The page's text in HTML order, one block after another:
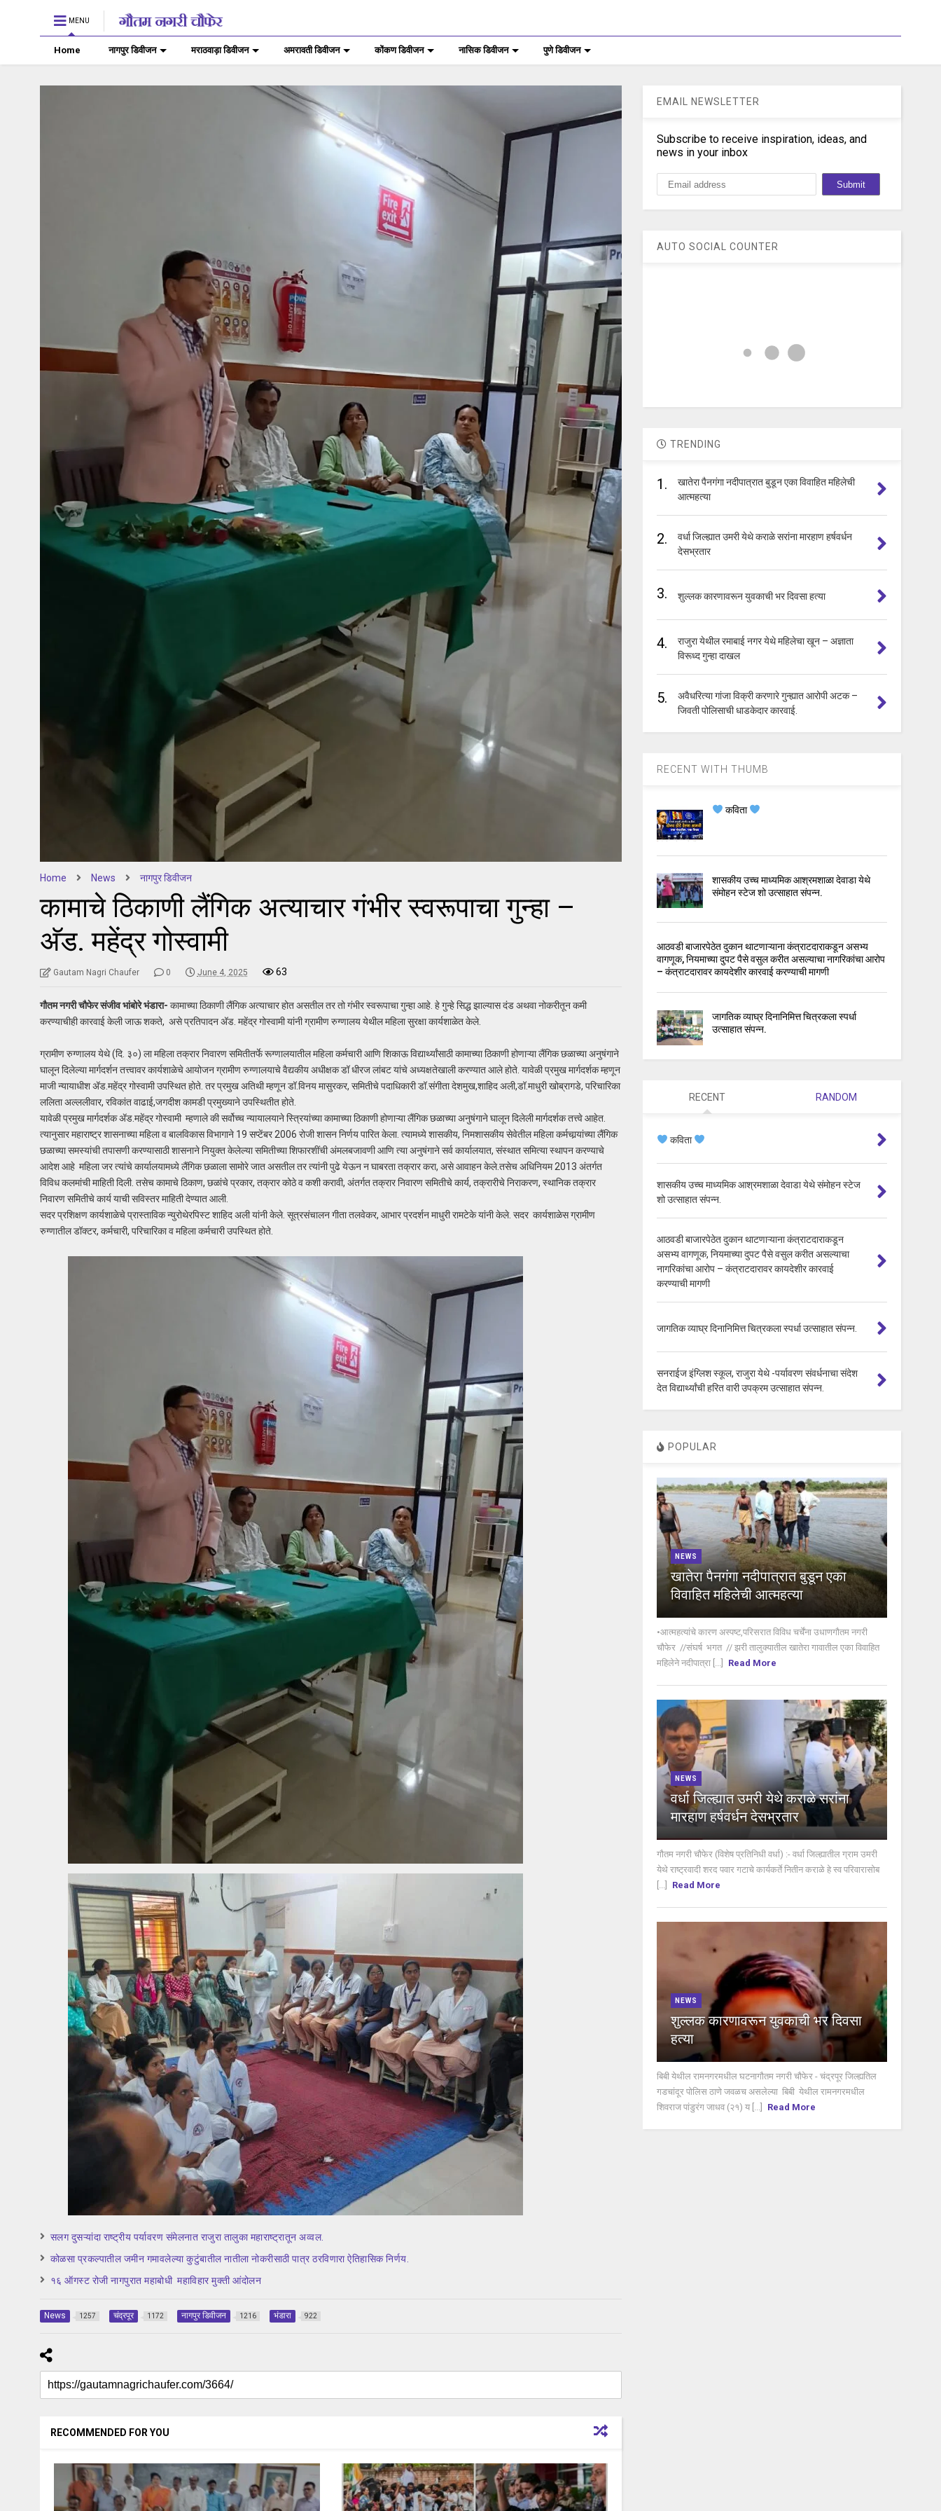
MENU
Home नागपुर डिवीजन मराठवाड़ा डिवीजन अमरावती डिवीजन कोंकण डिवीजन नासिक डिवीजन पुणे डिवीजन
Home News नागपुर डिवीजन
कामाचे ठिकाणी लैंगिक अत्याचार गंभीर स्वरूपाचा गुन्हा –
अ‍ॅड. महेंद्र गोस्वामी
Gautam Nagri Chaufer 0 June 4, 2025 63
गौतम नगरी चौफेर संजीव भांबोरे भंडारा- कामाच्या ठिकाणी लैंगिक अत्याचार होत असतील तर तो गंभीर स्वरूपाचा गुन्हा आहे. हे गुन्हे सिद्ध झाल्यास दंड अथवा नोकरीतून कमी
करण्याचीही कारवाई केली जाऊ शकते, असे प्रतिपादन अ‍ॅड. महेंद्र गोस्वामी यांनी ग्रामीण रुग्णालय येथील महिला सुरक्षा कार्यशाळेत केले.
ग्रामीण रुग्णालय येथे (दि. ३०) ला महिला तक्रार निवारण समितीतर्फे रूग्णालयातील महिला कर्मचारी आणि शिकाऊ विद्यार्थ्यांसाठी कामाच्या ठिकाणी होणाऱ्या लैंगिक छळाच्या अनुषंगाने
घालून दिलेल्या मार्गदर्शन तत्त्वावर कार्यशाळेचे आयोजन ग्रामीण रुग्णालयाचे वैद्यकीय अधीक्षक डॉ धीरज लांबट यांचे अध्यक्षतेखाली करण्यात आले होते. यावेळी प्रमुख मार्गदर्शक म्हणून
माजी न्यायाधीश ॲड.महेंद्र गोस्वामी उपस्थित होते. तर प्रमुख अतिथी म्हणून डॉ.विनय मासुरकर, समितीचे पदाधिकारी डॉ.संगीता देशमुख,शाहिद अली,डॉ.माधुरी खोब्रागडे, परिचारिका
ललिता अल्ललीवार, रविकांत वाढाई,जगदीश कामडी प्रमुख्याने उपस्थितीत होते.
यावेळी प्रमुख मार्गदर्शक ॲड.महेंद्र गोस्वामी म्हणाले की सर्वोच्च न्यायालयाने स्त्रियांच्या कामाच्या ठिकाणी होणाऱ्या लैंगिक छळाच्या अनुषंगाने घालून दिलेली मार्गदर्शक तत्त्वे आहेत.
त्यानुसार महाराष्ट्र शासनाच्या महिला व बालविकास विभागाने 19 सप्टेंबर 2006 रोजी शासन निर्णय पारित केला. त्यामध्ये शासकीय, निमशासकीय सेवेतील महिला कर्मचार्‍यांच्या लैंगिक
छळाच्या समस्यांची तपासणी करण्यासाठी शासनाने नियुक्त केलेल्या समितीच्या शिफारशींची अंमलबजावणी आणि त्या अनुषंगाने सर्व कार्यालयात, संस्थात समित्या स्थापन करण्याचे
आदेश आहे महिला जर त्यांचे कार्यालयामध्ये लैंगिक छळाला सामोरे जात असतील तर त्यांनी पुढे येऊन न घाबरता तक्रार करा, असे आवाहन केले.तसेच अधिनियम 2013 अंतर्गत
विविध कलमांची माहिती दिली. तसेच कामाचे ठिकाण, छळांचे प्रकार, तक्रार कोठे व कशी करावी, अंतर्गत तक्रार निवारण समितीचे कार्य, तक्रारीचे निराकरण, स्थानिक तक्रार
निवारण समितीचे कार्य याची सविस्तर माहिती देण्यात आली.
सदर प्रशिक्षण कार्यशाळेचे प्रास्ताविक न्युरोथेरपिस्ट शाहिद अली यांनी केले. सूत्रसंचालन गीता तलवेकर, आभार प्रदर्शन माधुरी रामटेके यांनी केले. सदर कार्यशाळेस ग्रामीण
रुग्णातील डॉक्टर, कर्मचारी, परिचारिका व महिला कर्मचारी उपस्थित होते.
सलग दुसऱ्यांदा राष्ट्रीय पर्यावरण संमेलनात राजुरा तालुका महाराष्ट्रातून अव्वल.
कोळसा प्रकल्पातील जमीन गमावलेल्या कुटुंबातील नातीला नोकरीसाठी पात्र ठरविणारा ऐतिहासिक निर्णय.
१६ ऑगस्ट रोजी नागपुरात महाबोधी महाविहार मुक्ती आंदोलन
News 1257 चंद्रपूर 1172 नागपुर डिवीजन 1216 भंडारा 922
RECOMMENDED FOR YOU
EMAIL NEWSLETTER
Subscribe to receive inspiration, ideas, and
news in your inbox
AUTO SOCIAL COUNTER
TRENDING
1.
खातेरा पैनगंगा नदीपात्रात बुडून एका विवाहित महिलेची
आत्महत्या
2.
वर्धा जिल्ह्यात उमरी येथे कराळे सरांना मारहाण हर्षवर्धन
देसभ्रतार
3. शुल्लक कारणावरून युवकाची भर दिवसा हत्या
4.
राजुरा येथील रमाबाई नगर येथे महिलेचा खून – अज्ञाता
विरूध्द गुन्हा दाखल
5.
अवैधरित्या गांजा विक्री करणारे गुन्ह्यात आरोपी अटक –
जिवती पोलिसाची धाडकेदार कारवाई.
RECENT WITH THUMB
कविता
शासकीय उच्च माध्यमिक आश्रमशाळा देवाडा येथे
संमोहन स्टेज शो उत्साहात संपन्न.
आठवडी बाजारपेठेत दुकान थाटणाऱ्याना कंत्राटदाराकडून असभ्य
वागणूक, नियमाच्या दुपट पैसे वसुल करीत असल्याचा नागरिकांचा आरोप
– कंत्राटदारावर कायदेशीर कारवाई करण्याची मागणी
जागतिक व्याघ्र दिनानिमित्त चित्रकला स्पर्धा
उत्साहात संपन्न.
RECENT RANDOM
कविता
शासकीय उच्च माध्यमिक आश्रमशाळा देवाडा येथे संमोहन स्टेज
शो उत्साहात संपन्न.
आठवडी बाजारपेठेत दुकान थाटणाऱ्याना कंत्राटदाराकडून
असभ्य वागणूक, नियमाच्या दुपट पैसे वसुल करीत असल्याचा
नागरिकांचा आरोप – कंत्राटदारावर कायदेशीर कारवाई
करण्याची मागणी
जागतिक व्याघ्र दिनानिमित्त चित्रकला स्पर्धा उत्साहात संपन्न.
सनराईज इंग्लिश स्कूल, राजुरा येथे -पर्यावरण संवर्धनाचा संदेश
देत विद्यार्थ्यांची हरित वारी उपक्रम उत्साहात संपन्न.
POPULAR
NEWS
खातेरा पैनगंगा नदीपात्रात बुडून एका
विवाहित महिलेची आत्महत्या
•आत्महत्यांचे कारण अस्पष्ट,परिसरात विविध चर्चेंना उधाणगौतम नगरी
चौफेर //संघर्ष भगत // झरी तालुक्यातील खातेरा गावातील एका विवाहित
महिलेने नदीपात्रा [...]
Read More
NEWS
वर्धा जिल्ह्यात उमरी येथे कराळे सरांना
मारहाण हर्षवर्धन देसभ्रतार
गौतम नगरी चौफेर (विशेष प्रतिनिधी वर्धा) :- वर्धा जिल्ह्यातील ग्राम उमरी
येथे राष्ट्रवादी शरद पवार गटाचे कार्यकर्ते नितीन कराळे हे स्व परिवारासोब
Read More
NEWS
शुल्लक कारणावरून युवकाची भर दिवसा
हत्या
बिबी येथील रामनगरमधील घटनागौतम नगरी चौफेर - चंद्रपूर जिल्ह्यतिल
गडचांदूर पोलिस ठाणे जवळच असलेल्या बिबी येथील रामनगरमधील
शिवराज पांडुरंग जाधव (२१) य [...]
Read More